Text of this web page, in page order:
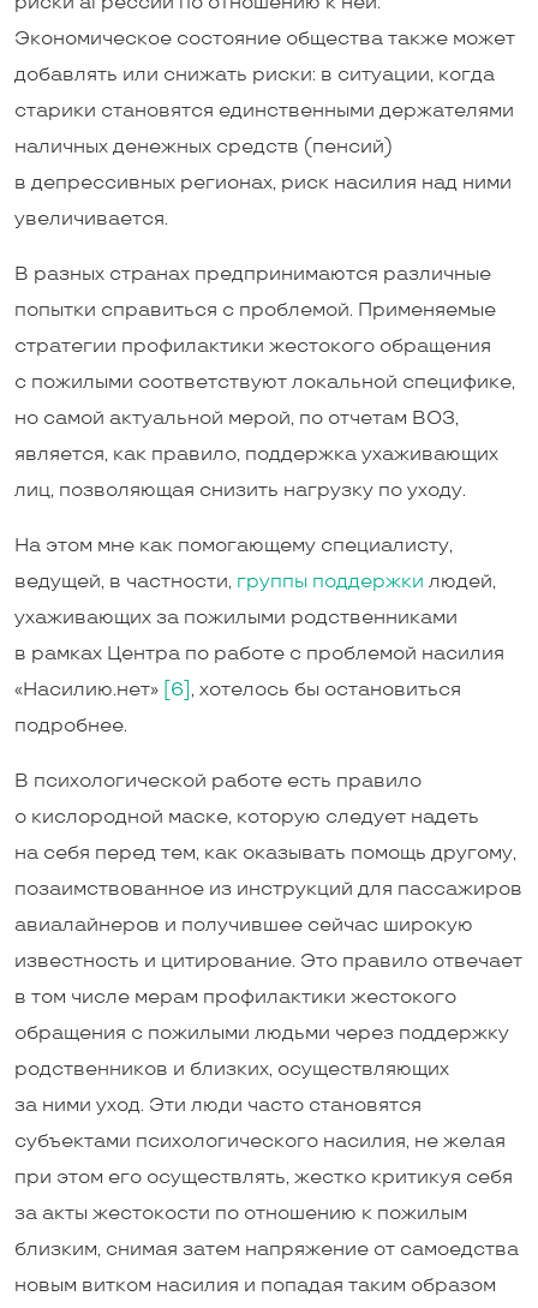
Экономическое состояние общества также может
добавлять или снижать риски: в ситуации, когда
старики становятся единственными держателями
наличных денежных средств (пенсий)
в депрессивных регионах, риск насилия над ними
увеличивается.
В разных странах предпринимаются различные
попытки справиться с проблемой. Применяемые
стратегии профилактики жестокого обращения
с пожилыми соответствуют локальной специфике,
но самой актуальной мерой, по отчетам ВОЗ,
является, как правило, поддержка ухаживающих
лиц, позволяющая снизить нагрузку по уходу.
На этом мне как помогающему специалисту,
ведущей, в частности, группы поддержки людей,
ухаживающих за пожилыми родственниками
в рамках Центра по работе с проблемой насилия
«Насилию.нет» [6] , хотелось бы остановиться
подробнее.
В психологической работе есть правило
о кислородной маске, которую следует надеть
на себя перед тем, как оказывать помощь другому,
позаимствованное из инструкций для пассажиров
авиалайнеров и получившее сейчас широкую
известность и цитирование. Это правило отвечает
в том числе мерам профилактики жестокого
обращения с пожилыми людьми через поддержку
родственников и близких, осуществляющих
за ними уход. Эти люди часто становятся
субъектами психологического насилия, не желая
при этом его осуществлять, жестко критикуя себя
за акты жестокости по отношению к пожилым
близким, снимая затем напряжение от самоедства
новым витком насилия и попадая таким образом